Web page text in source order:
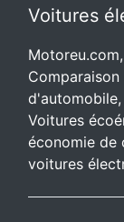
Voitures
Voitures
économie de
voitures